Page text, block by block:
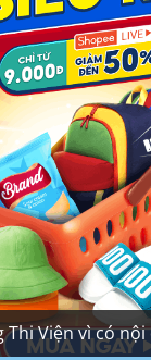
Thi Viện vì có